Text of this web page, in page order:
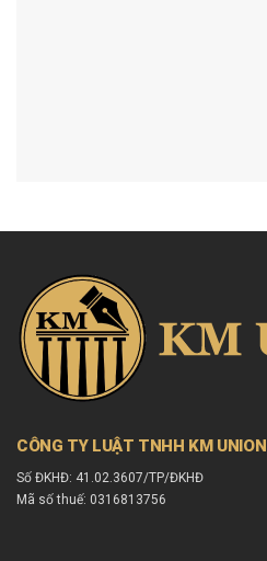
CÔNG TY LUẬT TNHH KM UNION
Số ĐKHĐ: 41.02.3607/TP/ĐKHĐ
Mã số thuế: 0316813756